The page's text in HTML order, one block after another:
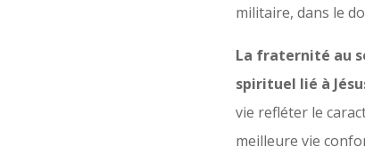
militaire, dans le
La fraternité au
spirituel lié à
vie refléter le
meilleure vie